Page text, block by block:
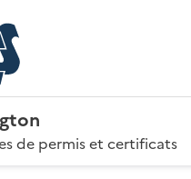
de permis et certificats